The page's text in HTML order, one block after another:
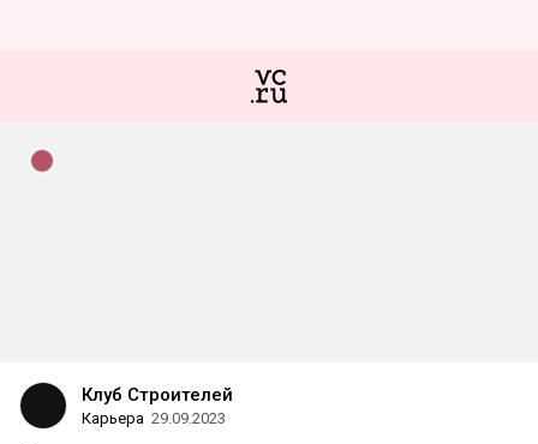
Клуб Строителей
Карьера 29.09.2023